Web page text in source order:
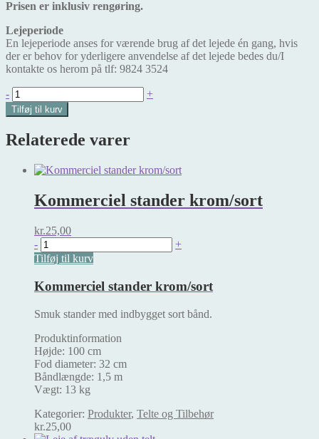
Prisen er inklusiv rengøring.
Lejeperiode
En lejeperiode anses for værende brug af det lejede én gang, hvis
der er behov for yderligere anvendelse af det lejede bedes du/I
kontakte os herom på tlf: 9824 3524
- Weber
Ranch
Kettle
antal
+
Tilføj til kurv
Relaterede varer
Kommerciel stander krom/sort
kr.25,00
- Kommerciel
stander
krom/sort
antal
+
Tilføj til kurv
Kommerciel stander krom/sort
Smuk stander med indbygget sort bånd.
Produktinformation
Højde: 100 cm
Fod diameter: 32 cm
Båndlængde: 1,5 m
Vægt: 13 kg
Kategorier: Produkter, Telte og Tilbehør
kr.25,00